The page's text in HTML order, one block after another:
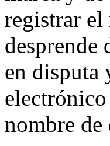
registrar el
desprende
en disputa
nombre